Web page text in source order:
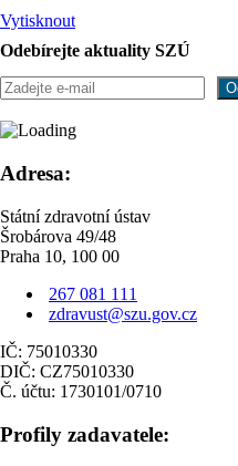
Vytisknout
Odebírejte aktuality SZÚ
Adresa:
Státní zdravotní ústav
Šrobárova 49/48
Praha 10, 100 00
267 081 111
zdravust@szu.gov.cz
IČ: 75010330
DIČ: CZ75010330
Č. účtu: 1730101/0710
Profily zadavatele: